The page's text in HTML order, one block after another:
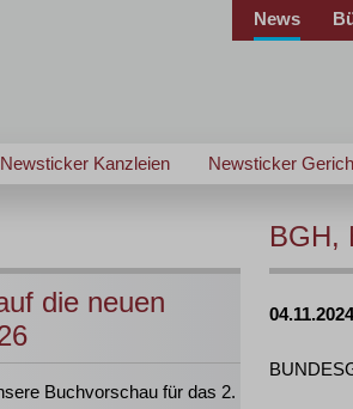
News
Newsticker Kanzleien Newsticker
die neuen
Buchvorschau für das 2.
BGH,
04.11.2024